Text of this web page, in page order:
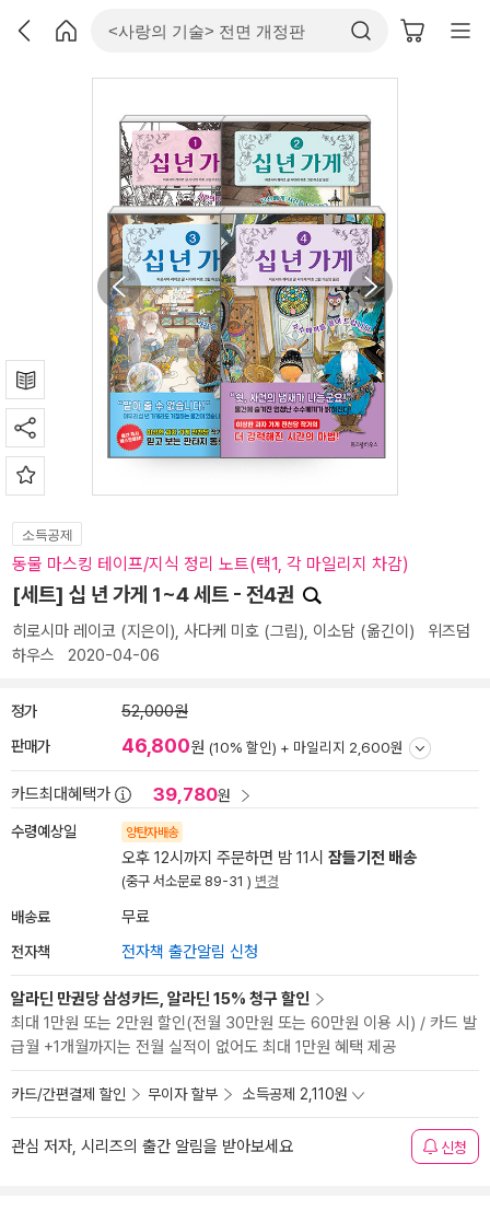
소득공제
동물 마스킹 테이프/지식 정리 노트(택1, 각 마일리지 차감)
[세트] 십 년 가게 1~4 세트 - 전4권
히로시마 레이코 (지은이), 사다케 미호 (그림), 이소담 (옮긴이) 위즈덤
하우스 2020-04-06
정가 52,000원
판매가 46,800원 (10% 할인) + 마일리지 2,600원
카드최대혜택가 39,780원
수령예상일 양탄자배송
오후 12시까지 주문하면 밤 11시 잠들기전 배송
(중구 서소문로 89-31 ) 변경
배송료 무료
전자책 전자책 출간알림 신청
알라딘 만권당 삼성카드, 알라딘 15% 청구 할인
최대 1만원 또는 2만원 할인(전월 30만원 또는 60만원 이용 시) / 카드 발
급월 +1개월까지는 전월 실적이 없어도 최대 1만원 혜택 제공
카드/간편결제 할인 무이자 할부 소득공제 2,110원
관심 저자, 시리즈의 출간 알림을 받아보세요 신청